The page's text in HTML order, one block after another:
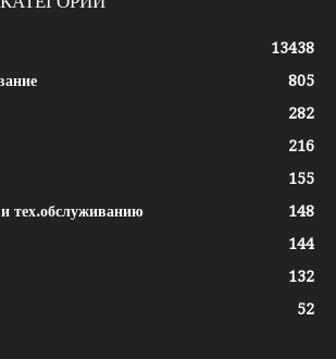
13438
805
282
216
155
тех.обслуживанию
148
144
132
52